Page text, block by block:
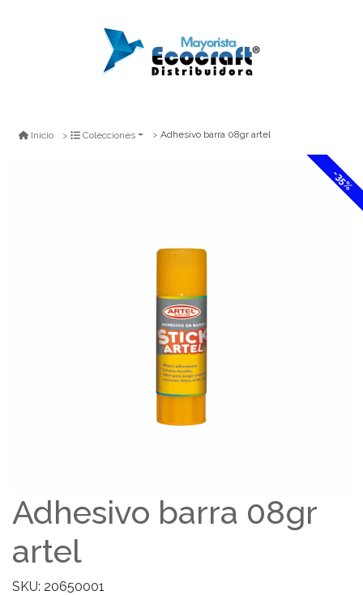
Inicio Colecciones Adhesivo barra 08gr artel
-35%
Adhesivo barra 08gr
artel
SKU: 20650001